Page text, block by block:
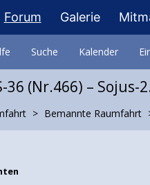
Forum Galerie
Suche Kalender
36 (Nr.466) – Sojus-
Bemannte Raumfahrt